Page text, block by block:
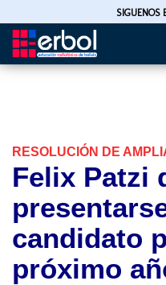
Pasar
SIGUENOS
RESOLUCIÓN DE
Felix Patzi
candidato
próximo